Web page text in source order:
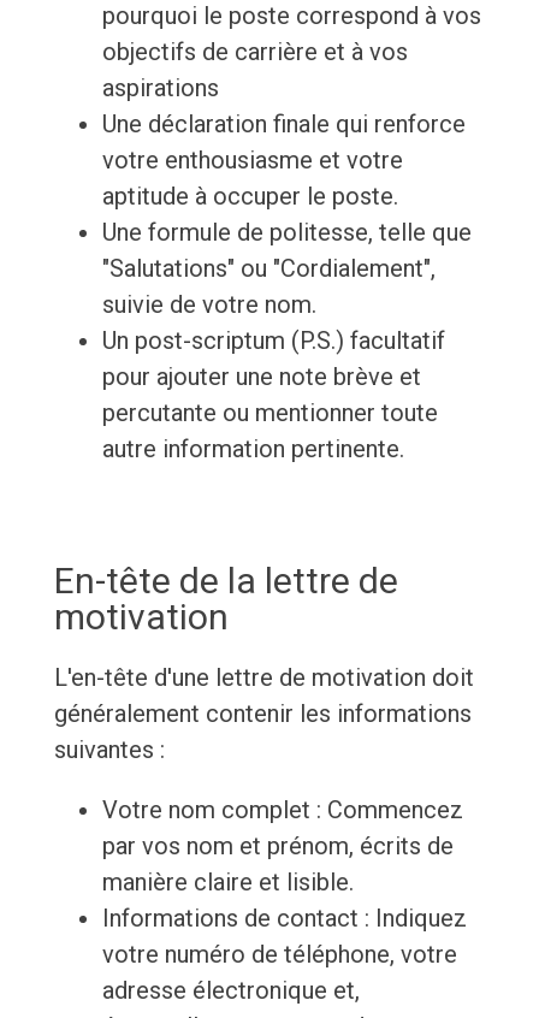
pourquoi le poste correspond à vos
objectifs de carrière et à vos
aspirations
Une déclaration finale qui renforce
votre enthousiasme et votre
aptitude à occuper le poste.
Une formule de politesse, telle que
"Salutations" ou "Cordialement",
suivie de votre nom.
Un post-scriptum (P.S.) facultatif
pour ajouter une note brève et
percutante ou mentionner toute
autre information pertinente.
En-tête de la lettre de
motivation
L'en-tête d'une lettre de motivation doit
généralement contenir les informations
suivantes :
Votre nom complet : Commencez
par vos nom et prénom, écrits de
manière claire et lisible.
Informations de contact : Indiquez
votre numéro de téléphone, votre
adresse électronique et,